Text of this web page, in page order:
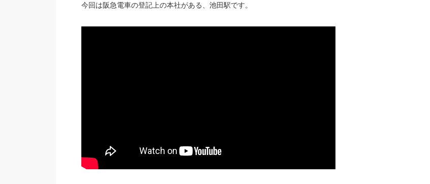
今回は阪急電車の登記上の本社がある、池田駅です。